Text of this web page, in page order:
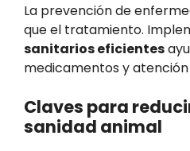
La prevención de
que el tratamiento.
sanitarios eficientes
medicamentos y
Claves para
sanidad animal